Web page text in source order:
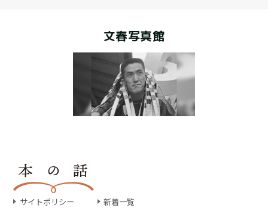
文春写真館
サイトポリシー
新着一覧